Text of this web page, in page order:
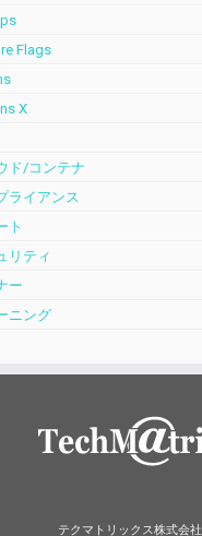
Flags
X
ド/コンテナ
ライアンス
ト
リティ
ー
ニング
テクマトリックス株式会社